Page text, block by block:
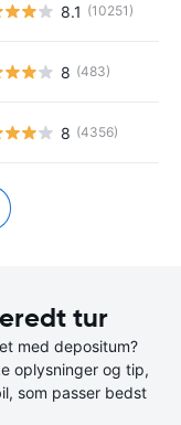
8.1 (10251)
8 (483)
8 (4356)
tur
med depositum?
oplysninger og tip,
som passer bedst